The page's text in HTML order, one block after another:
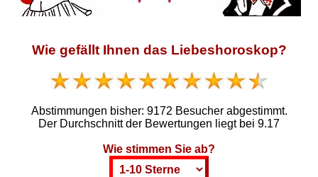
Wie gefällt Ihnen das Liebeshoroskop?
Abstimmungen bisher: 9172 Besucher abgestimmt.
Der Durchschnitt der Bewertungen liegt bei 9.17
Wie stimmen Sie ab?